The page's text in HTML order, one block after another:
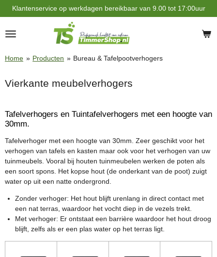
Ga
direct
naar
de
Klantenservice op werkdagen bereikbaar van 9.00 tot 17:00uur
Home » Producten » Bureau & Tafelpootverhogers
Vierkante meubelverhogers
Tafelverhogers en Tuintafelverhogers met een hoogte van
30mm.
Tafelverhoger met een hoogte van 30mm. Zeer geschikt voor het
verhogen van tafels en kasten maar ook voor het verhogen van uw
tuinmeubels. Vooral bij houten tuinmeubelen werken de poten als
een soort spons. Het kopse hout (de onderkant van de poot) zuigt
water op uit een natte ondergrond.
Zonder verhoger: Het hout blijft urenlang in direct contact met
een nat terras, waardoor het vocht diep in de vezels trekt.
Met verhoger: Er ontstaat een barrière waardoor het hout droog
blijft, zelfs als er een plas water op het terras ligt.